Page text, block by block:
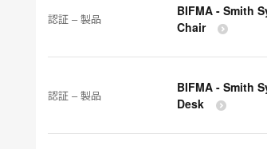
認証 – 製品
BIFMA - Smith
Chair
認証 – 製品
BIFMA - Smith
Desk